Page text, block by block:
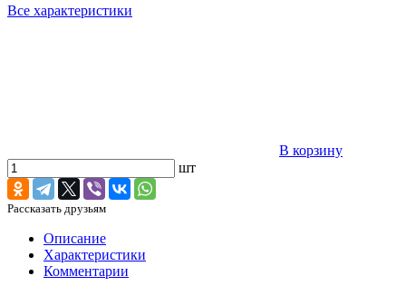
Все характеристики
В корзину
шт
Рассказать друзьям
Описание
Характеристики
Комментарии